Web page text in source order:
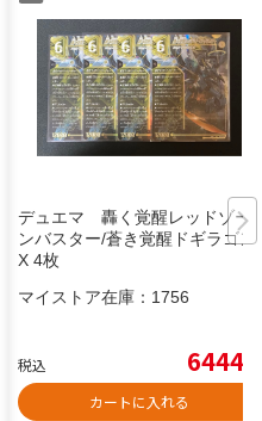
デュエマ 轟く覚醒レッドゾー
ンバスター/蒼き覚醒ドギラゴン
X 4枚
マイストア在庫： 1756
税込 6444
カートに入れる